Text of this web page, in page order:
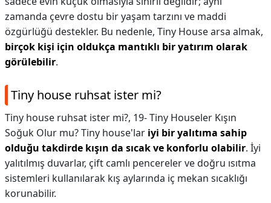
zamanda çevre dostu bir yaşam tarzını ve maddi
özgürlüğü destekler. Bu nedenle, Tiny House arsa almak,
birçok kişi için oldukça mantıklı bir yatırım olarak
görülebilir.
Tiny house ruhsat ister mi?
Tiny house ruhsat ister mi?, 19- Tiny Houseler Kışın
Soğuk Olur mu? Tiny house'lar iyi bir yalıtıma sahip
olduğu takdirde kışın da sıcak ve konforlu olabilir. İyi
yalıtılmış duvarlar, çift camlı pencereler ve doğru ısıtma
sistemleri kullanılarak kış aylarında iç mekan sıcaklığı
korunabilir.